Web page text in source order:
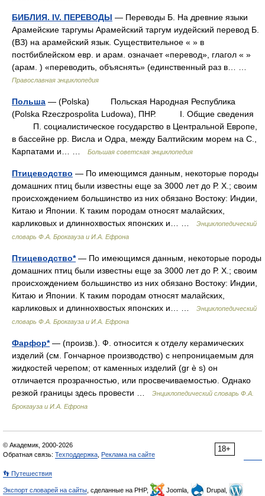
БИБЛИЯ. IV. ПЕРЕВОДЫ — Переводы Б. На древние языки
Арамейские таргумы Арамейский таргум иудейский перевод Б.
(ВЗ) на арамейский язык. Существительное « » в
постбиблейском евр. и арам. означает «перевод», глагол « »
(арам. ) «переводить, объяснять» (единственный раз в… …
Православная энциклопедия
Польша — (Polska) Польская Народная Республика
(Polska Rzeczpospolita Ludowa), ПНР. I. Общие сведения
П. социалистическое государство в Центральной Европе,
в бассейне рр. Висла и Одра, между Балтийским морем на С.,
Карпатами и… …
Большая советская энциклопедия
Птицеводство — По имеющимся данным, некоторые породы
домашних птиц были известны еще за 3000 лет до Р. Х.; своим
происхождением большинство из них обязано Востоку: Индии,
Китаю и Японии. К таким породам относят малайских,
карликовых и длиннохвостых японских и… …
Энциклопедический
словарь Ф.А. Брокгауза и И.А. Ефрона
Птицеводство*— По имеющимся данным, некоторые породы
домашних птиц были известны еще за 3000 лет до Р. Х.; своим
происхождением большинство из них обязано Востоку: Индии,
Китаю и Японии. К таким породам относят малайских,
карликовых и длиннохвостых японских и… …
Энциклопедический
словарь Ф.А. Брокгауза и И.А. Ефрона
Фарфор*— (произв.). Ф. относится к отделу керамических
изделий (см. Гончарное производство) с непроницаемым для
жидкостей черепом; от каменных изделий (gr è s) он
отличается прозрачностью, или просвечиваемостью. Однако
резкой границы здесь провести …
Энциклопедический словарь Ф.А.
Брокгауза и И.А. Ефрона
18+
© Академик, 2000-2026
Обратная связь: Техподдержка Реклама на сайте
👣 Путешествия
Экспорт словарей на сайты , сделанные на PHP, Joomla, Drupal,